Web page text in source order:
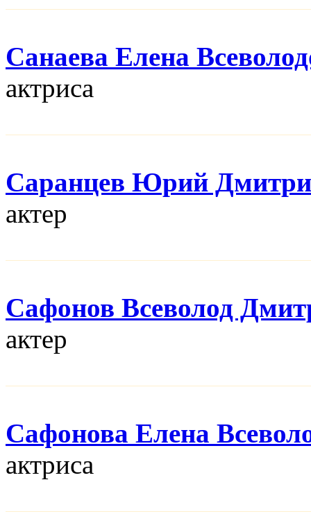
Санаева Елена
актриса
Саранцев Юрий
актер
Сафонов Всеволод
актер
Сафонова Елена
актриса